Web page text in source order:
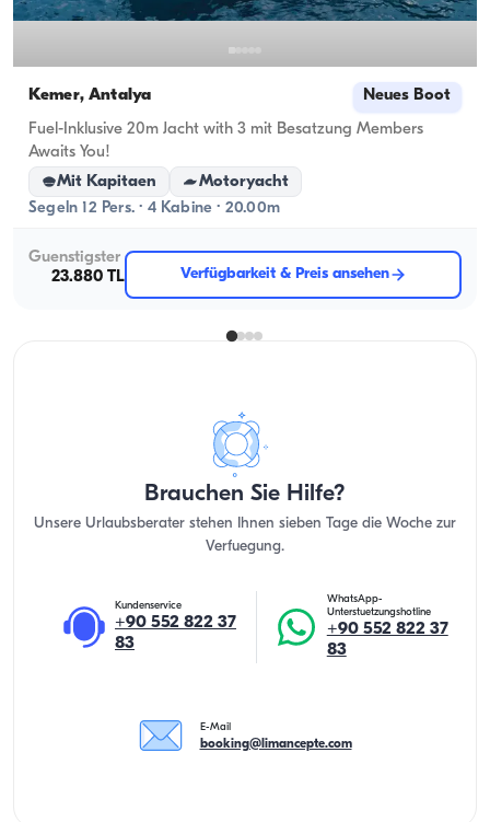
Kemer, Antalya Neues Boot
Fuel-Inklusive 20m Jacht with 3 mit Besatzung Members
Awaits You!
Mit Kapitaen
Motoryacht
Segeln 12 Pers. · 4 Kabine · 20.00m
Guenstigster
23.880 TL
Verfügbarkeit & Preis ansehen
Brauchen Sie Hilfe?
Unsere Urlaubsberater stehen Ihnen sieben Tage die Woche zur
Verfuegung.
Kundenservice
+90 552 822 37
83
WhatsApp-
Unterstuetzungshotline
+90 552 822 37
83
E-Mail
booking@limancepte.com